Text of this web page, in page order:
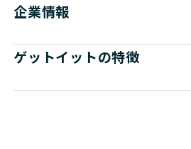
企業情報
ゲットイットの特徴